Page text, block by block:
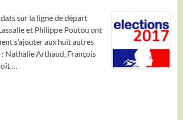
sur la ligne de départ
et Philippe Poutou ont
s’ajouter aux huit autres
Nathalie Arthaud, François
…